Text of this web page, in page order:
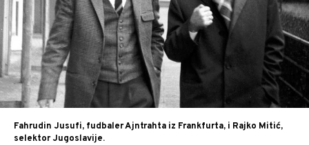
Fahrudin Jusufi, fudbaler Ajntrahta iz Frankfurta, i Rajko Mitić,
selektor Jugoslavije.